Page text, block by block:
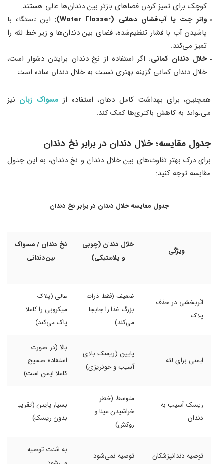
کوچک برای تمیز کردن فضاهای بازتر بین دندان‌ها عالی هستند.
واتر جت یا آب‌فشان دهانی (Water Flosser):
این دستگاه با
پاشیدن آب با فشار تنظیم‌شده، فضای بین دندان‌ها و زیر خط لثه را
تمیز می‌کند.
خلال دندان کمانی: اگر استفاده از نخ دندان برایتان دشوار است،
خلال دندان کمانی گزینه بهتری نسبت به خلال دندان ساده است.
همچنین، برای بهداشت کامل دهان، استفاده ازمسواک زبان نیز
می‌تواند به کاهش باکتری‌ها کمک کند.
جدول مقایسه؛ خلال دندان در برابر نخ دندان
برای درک بهتر تفاوت‌های بین خلال دندان و نخ دندان، به این جدول
مقایسه توجه کنید:
جدول مقایسه خلال دندان در برابر نخ دندان
ویژگی
خلال دندان (چوبی
و پلاستیکی)
نخ دندان / مسواک
بین‌دندانی
اثربخشی در حذف
پلاک
ضعیف (فقط ذرات
بزرگ غذا را جابجا
می‌کند)
عالی (پلاک
میکروبی را کاملا
پاک می‌کند)
ایمنی برای لثه
پایین (ریسک بالای
آسیب و خونریزی)
بالا (در صورت
استفاده صحیح
کاملا ایمن است)
ریسک آسیب به
دندان
متوسط (خطر
خراشیدن مینا و
روکش)
بسیار پایین (تقریبا
بدون ریسک)
توصیه دندانپزشکان توصیه نمی‌شود
به شدت توصیه